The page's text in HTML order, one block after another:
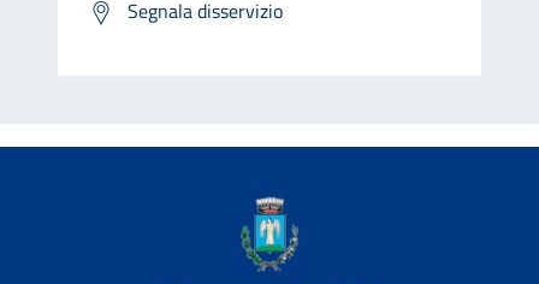
Segnala disservizio